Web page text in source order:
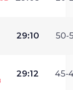
29:10 50-
29:12 45-